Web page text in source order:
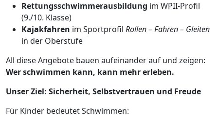
Rettungsschwimmerausbildung im WPII-Profil
(9./10. Klasse)
Kajakfahren im Sportprofil Rollen – Fahren – Gleiten
in der Oberstufe
All diese Angebote bauen aufeinander auf und zeigen:
Wer schwimmen kann, kann mehr erleben.
Unser Ziel: Sicherheit, Selbstvertrauen und Freude
Für Kinder bedeutet Schwimmen: